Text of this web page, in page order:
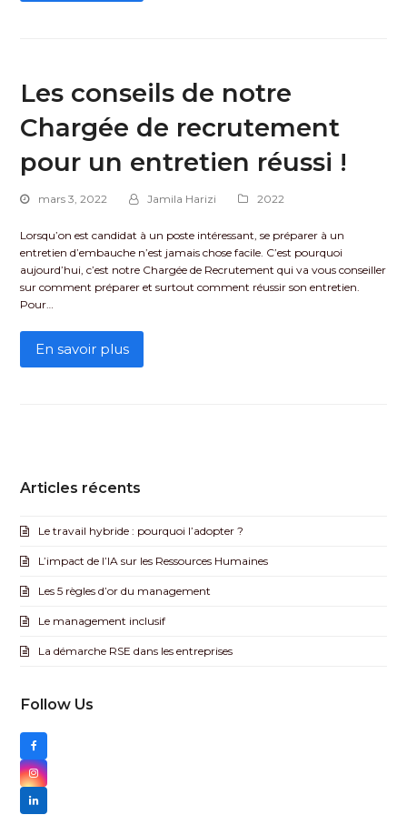
Les conseils de notre
Chargée de recrutement
pour un entretien réussi !
mars 3, 2022 Jamila Harizi 2022
Lorsqu’on est candidat à un poste intéressant, se préparer à un
entretien d’embauche n’est jamais chose facile. C’est pourquoi
aujourd’hui, c’est notre Chargée de Recrutement qui va vous conseiller
sur comment préparer et surtout comment réussir son entretien.
Pour…
En savoir plus
Articles récents
Le travail hybride : pourquoi l’adopter ?
L’impact de l’IA sur les Ressources Humaines
Les 5 règles d’or du management
Le management inclusif
La démarche RSE dans les entreprises
Follow Us
F
a
I